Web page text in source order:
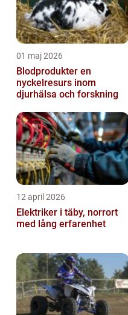
01 maj 2026
Blodprodukter en
nyckelresurs inom
djurhälsa och forskning
12 april 2026
Elektriker i täby, norrort
med lång erfarenhet